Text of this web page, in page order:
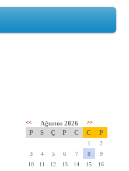
<< Ağustos 2026 >>
P S Ç P C C P
1
2
3
4 5 6 7 8
9
10
11 12 13 14 15
16